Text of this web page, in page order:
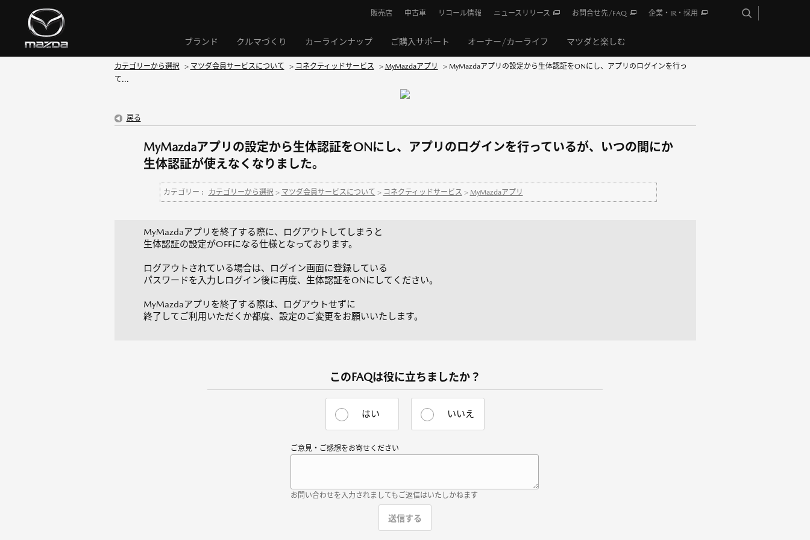
ブランド クルマづくり カーラインナップ ご購入サポート オーナー/カーライフ マツダと楽しむ
販売店 中古車 リコール情報 ニュースリリース お問合せ先/FAQ 企業・IR・採用
カテゴリーから選択 > マツダ会員サービスについて > コネクティッドサービス > MyMazdaアプリ > MyMazdaアプリの設定から生体認証をONにし、アプリのログインを行っ
て...
戻る
MyMazdaアプリの設定から生体認証をONにし、アプリのログインを行っているが、いつの間にか
生体認証が使えなくなりました。
カテゴリー : カテゴリーから選択 > マツダ会員サービスについて > コネクティッドサービス > MyMazdaアプリ
MyMazdaアプリを終了する際に、ログアウトしてしまうと
生体認証の設定がOFFになる仕様となっております。
ログアウトされている場合は、ログイン画面に登録している
パスワードを入力しログイン後に再度、生体認証をONにしてください。
MyMazdaアプリを終了する際は、ログアウトせずに
終了してご利用いただくか都度、設定のご変更をお願いいたします。
このFAQは役に立ちましたか？
はい いいえ
ご意見・ご感想をお寄せください
お問い合わせを入力されましてもご返信はいたしかねます